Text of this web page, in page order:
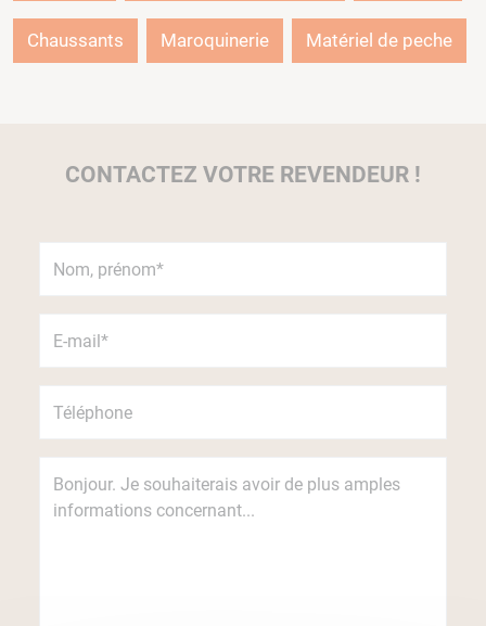
Chaussants Maroquinerie Matériel de peche
CONTACTEZ VOTRE REVENDEUR !